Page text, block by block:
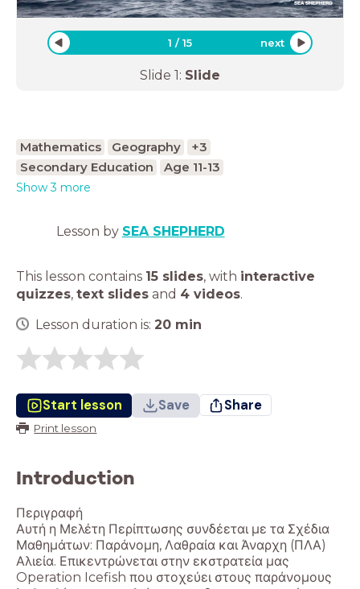
1 /15 next
Slide 1: Slide
Mathematics Geography
+3
Secondary Education
Age 11-13
Show 3 more
Lesson by SEA SHEPHERD
This lesson contains 15 slides, with interactive
quizzes, text slides and 4 videos.
Lesson duration is: 20 min
Start lesson Save Share
Print lesson
Introduction
Περιγραφή
Αυτή η Μελέτη Περίπτωσης συνδέεται με τα Σχέδια
Μαθημάτων: Παράνομη, Λαθραία και Άναρχη (ΠΛΑ)
Αλιεία. Επικεντρώνεται στην εκστρατεία μας
Operation Icefish που στοχεύει στους παράνομους